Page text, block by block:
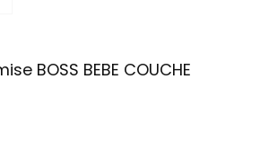
BOSS BEBE COUCHE